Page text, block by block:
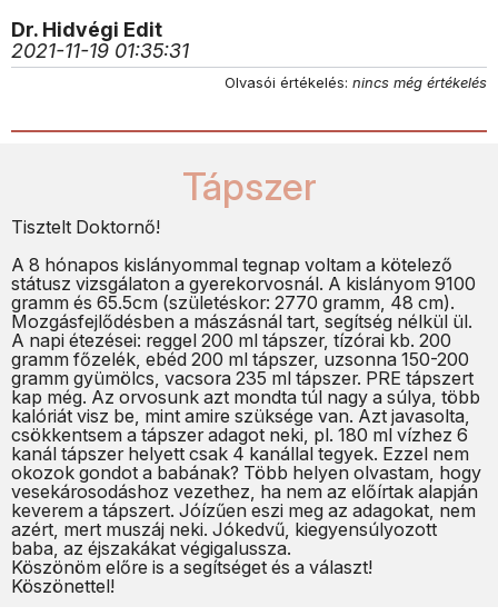
Dr. Hidvégi Edit
2021-11-19 01:35:31
Olvasói értékelés: nincs még értékelés
Tápszer
Tisztelt Doktornő!
A 8 hónapos kislányommal tegnap voltam a kötelező
státusz vizsgálaton a gyerekorvosnál. A kislányom 9100
gramm és 65.5cm (születéskor: 2770 gramm, 48 cm).
Mozgásfejlődésben a mászásnál tart, segítség nélkül ül.
A napi étezései: reggel 200 ml tápszer, tízórai kb. 200
gramm főzelék, ebéd 200 ml tápszer, uzsonna 150-200
gramm gyümölcs, vacsora 235 ml tápszer. PRE tápszert
kap még. Az orvosunk azt mondta túl nagy a súlya, több
kalóriát visz be, mint amire szüksége van. Azt javasolta,
csökkentsem a tápszer adagot neki, pl. 180 ml vízhez 6
kanál tápszer helyett csak 4 kanállal tegyek. Ezzel nem
okozok gondot a babának? Több helyen olvastam, hogy
vesekárosodáshoz vezethez, ha nem az előírtak alapján
keverem a tápszert. Jóízűen eszi meg az adagokat, nem
azért, mert muszáj neki. Jókedvű, kiegyensúlyozott
baba, az éjszakákat végigalussza.
Köszönöm előre is a segítséget és a választ!
Köszönettel!